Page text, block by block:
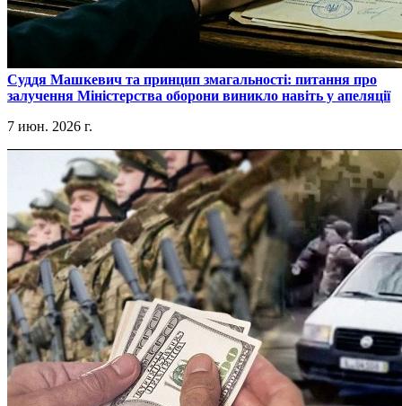
​Суддя Машкевич та принцип змагальності: питання про
залучення Міністерства оборони виникло навіть у апеляції
7 июн. 2026 г.